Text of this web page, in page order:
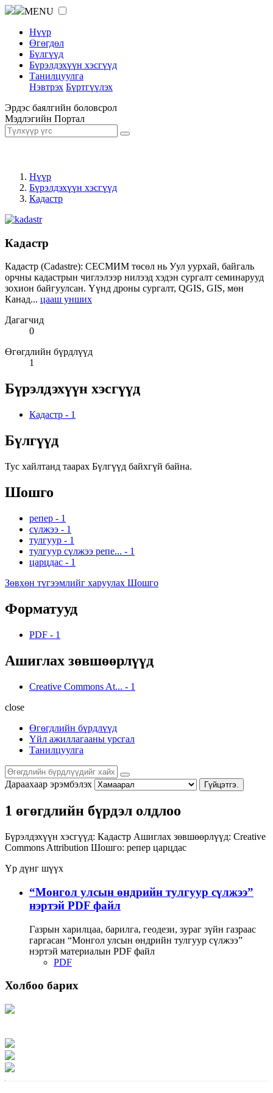
MENU
Нүүр
Өгөгдөл
Бүлгүүд
Бүрэлдэхүүн хэсгүүд
Танилцуулга
Нэвтрэх Бүртгүүлэх
Эрдэс баялгийн боловсрол
Мэдлэгийн Портал
Нүүр
Бүрэлдэхүүн хэсгүүд
Кадастр
Кадастр
Кадастр (Cadastre): СЕСМИМ төсөл нь Уул уурхай, байгаль
орчны кадастрын чиглэлээр нилээд хэдэн сургалт семинарууд
зохион байгуулсан. Үүнд дроны сургалт, QGIS, GIS, мөн
Канад... цааш унших
Дагагчид
0
Өгөгдлийн бүрдлүүд
1
Бүрэлдэхүүн хэсгүүд
Кадастр - 1
Бүлгүүд
Тус хайлтанд таарах Бүлгүүд байхгүй байна.
Шошго
репер - 1
сүлжээ - 1
тулгуур - 1
тулгуур сүлжээ репе... - 1
царцдас - 1
Зөвхөн түгээмлийг харуулах Шошго
Форматууд
PDF - 1
Ашиглах зөвшөөрлүүд
Creative Commons At... - 1
close
Өгөгдлийн бүрдлүүд
Үйл ажиллагааны урсгал
Танилцуулга
Дараахаар эрэмбэлэх Гүйцэтгэ.
1 өгөгдлийн бүрдэл олдлоо
Бүрэлдэхүүн хэсгүүд: Кадастр Ашиглах зөвшөөрлүүд: Creative
Commons Attribution Шошго: репер царцдас
Үр дүнг шүүх
“Монгол улсын өндрийн тулгуур сүлжээ”
нэртэй PDF файл
Газрын харилцаа, барилга, геодези, зураг зүйн газраас
гаргасан “Монгол улсын өндрийн тулгуур сүлжээ”
нэртэй материалын PDF файл
PDF
Холбоо барих